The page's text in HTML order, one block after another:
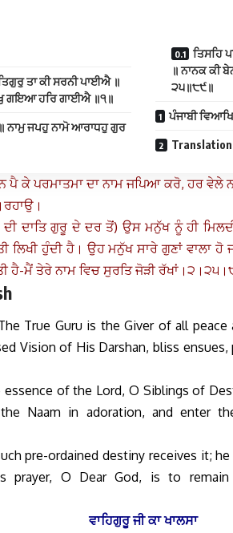
ਤਾ ਕੀ ਸਰਨੀ ਪਾਈਐ ॥
ਗਇਆ ਹਰਿ ਗਾਈਐ ॥੧॥
ਨਾਮੁ ਜਪਹੁ ਨਾਮੋ ਆਰਾਧਹੁ ਗੁਰ
ਤਿਸਹਿ
॥ ਨਾਨਕ ਕੀ
੨੫॥੮੯॥
ਪੰਜਾਬੀ
Translation
ਪੈ ਕੇ ਪਰਮਾਤਮਾ ਦਾ ਨਾਮ ਜਪਿਆ ਕਰੋ, ਹਰ ਵੇਲੇ
ਦਾਤਿ ਗੁਰੂ ਦੇ ਦਰ ਤੋਂ) ਉਸ ਮਨੁੱਖ ਨੂੰ ਹੀ
ਲਿਖੀ ਹੁੰਦੀ ਹੈ। ਉਹ ਮਨੁੱਖ ਸਾਰੇ ਗੁਣਾਂ ਵਾਲਾ ਹੋ
ਹੈ-ਮੈਂ ਤੇਰੇ ਨਾਮ ਵਿਚ ਸੁਰਤਿ ਜੋੜੀ
True Guru is the Giver of all
Vision of His Darshan, bliss
of the Lord, O Siblings of
Naam in adoration, and enter
pre-ordained destiny receives it;
prayer, O Dear God, is to
ਵਾਹਿਗੁਰੂ ਜੀ ਕਾ ਖਾਲਸਾ